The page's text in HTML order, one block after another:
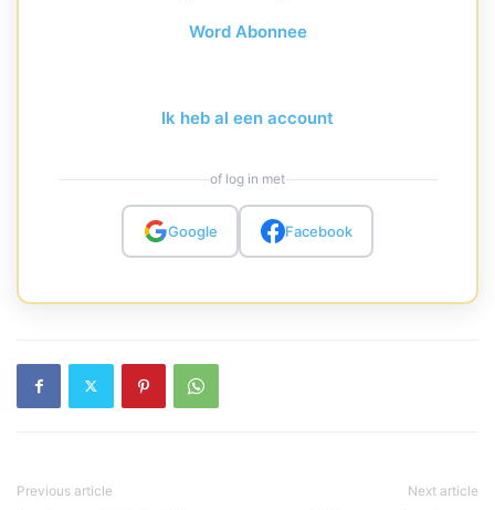
Word Abonnee
Ik heb al een account
of log in met
Google Facebook
Previous article Next article